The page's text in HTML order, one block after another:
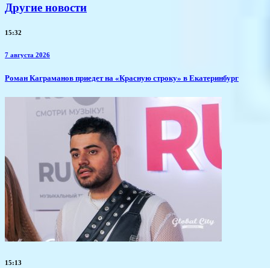
Другие новости
15:32
7 августа 2026
​Роман Каграманов приедет на «Красную строку» в Екатеринбург
15:13